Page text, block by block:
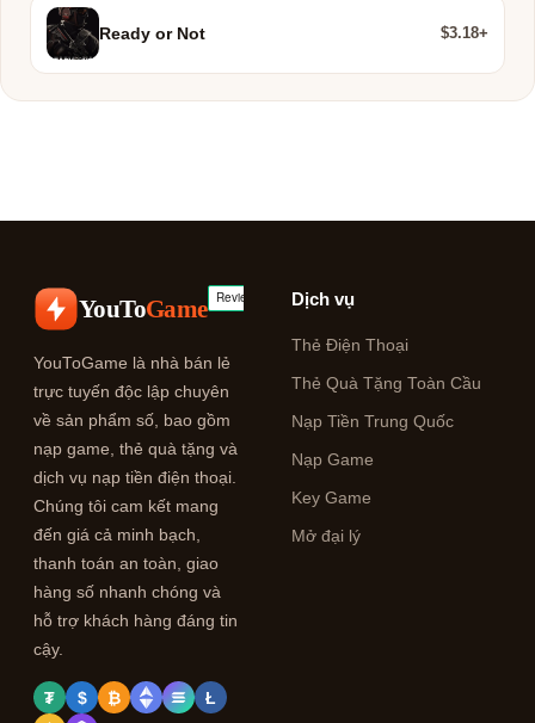
Ready or Not $3.18+
YouToGame
YouToGame là nhà bán lẻ
trực tuyến độc lập chuyên
về sản phẩm số, bao gồm
nạp game, thẻ quà tặng và
dịch vụ nạp tiền điện thoại.
Chúng tôi cam kết mang
đến giá cả minh bạch,
thanh toán an toàn, giao
hàng số nhanh chóng và
hỗ trợ khách hàng đáng tin
cậy.
₮ $ ₿ Ł
Dịch vụ
Thẻ Điện Thoại
Thẻ Quà Tặng Toàn Cầu
Nạp Tiền Trung Quốc
Nạp Game
Key Game
Mở đại lý